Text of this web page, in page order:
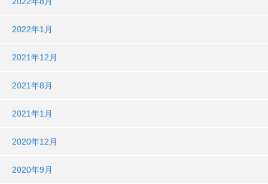
2022年1月
2021年12月
2021年8月
2021年1月
2020年12月
2020年9月